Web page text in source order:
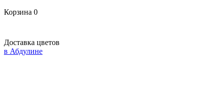
Корзина 0
Доставка цветов
в Абдулине